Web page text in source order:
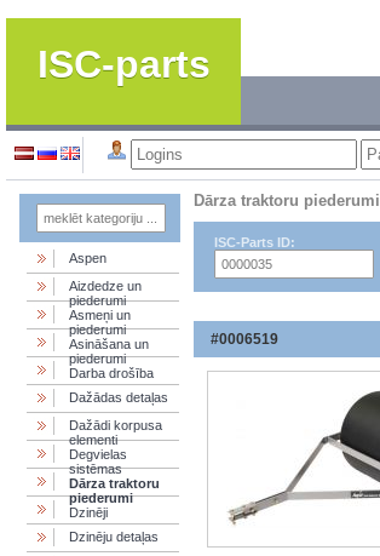
ISC-parts
Aspen
Aizdedze un
piederumi
Asmeņi un
piederumi
Asināšana un
piederumi
Darba drošība
Dažādas detaļas
Dažādi korpusa
elementi
Degvielas
sistēmas
Dārza traktoru
piederumi
Dzinēji
Dzinēju detaļas
Dārza traktoru piederumi
ISC-Parts ID:
#0006519